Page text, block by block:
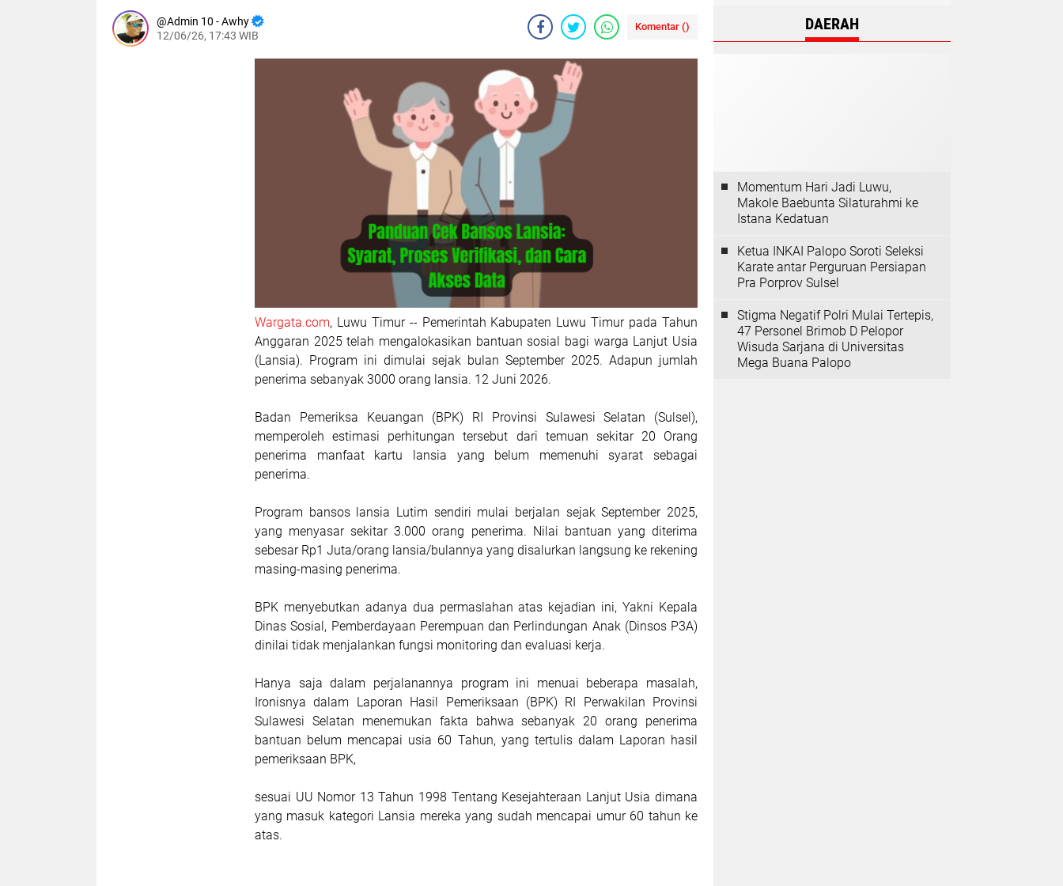
Admin 10 - Awhy
12/06/26, 17:43 WIB
Komentar ()
Wargata.com, Luwu Timur -- Pemerintah Kabupaten Luwu Timur pada Tahun
Anggaran 2025 telah mengalokasikan bantuan sosial bagi warga Lanjut Usia
(Lansia). Program ini dimulai sejak bulan September 2025. Adapun jumlah
penerima sebanyak 3000 orang lansia. 12 Juni 2026.
Badan Pemeriksa Keuangan (BPK) RI Provinsi Sulawesi Selatan (Sulsel),
memperoleh estimasi perhitungan tersebut dari temuan sekitar 20 Orang
penerima manfaat kartu lansia yang belum memenuhi syarat sebagai
penerima.
Program bansos lansia Lutim sendiri mulai berjalan sejak September 2025,
yang menyasar sekitar 3.000 orang penerima. Nilai bantuan yang diterima
sebesar Rp1 Juta/orang lansia/bulannya yang disalurkan langsung ke rekening
masing-masing penerima.
BPK menyebutkan adanya dua permaslahan atas kejadian ini, Yakni Kepala
Dinas Sosial, Pemberdayaan Perempuan dan Perlindungan Anak (Dinsos P3A)
dinilai tidak menjalankan fungsi monitoring dan evaluasi kerja.
Hanya saja dalam perjalanannya program ini menuai beberapa masalah,
Ironisnya dalam Laporan Hasil Pemeriksaan (BPK) RI Perwakilan Provinsi
Sulawesi Selatan menemukan fakta bahwa sebanyak 20 orang penerima
bantuan belum mencapai usia 60 Tahun, yang tertulis dalam Laporan hasil
pemeriksaan BPK,
sesuai UU Nomor 13 Tahun 1998 Tentang Kesejahteraan Lanjut Usia dimana
yang masuk kategori Lansia mereka yang sudah mencapai umur 60 tahun ke
atas.
DAERAH
Momentum Hari Jadi Luwu,
Makole Baebunta Silaturahmi ke
Istana Kedatuan
Ketua INKAI Palopo Soroti Seleksi
Karate antar Perguruan Persiapan
Pra Porprov Sulsel
Stigma Negatif Polri Mulai Tertepis,
47 Personel Brimob D Pelopor
Wisuda Sarjana di Universitas
Mega Buana Palopo